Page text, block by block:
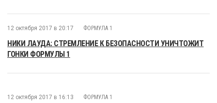
12 октября 2017 в 20:17 ФОРМУЛА 1
НИКИ ЛАУДА: СТРЕМЛЕНИЕ К БЕЗОПАСНОСТИ УНИЧТОЖИТ
ГОНКИ ФОРМУЛЫ 1
12 октября 2017 в 16:13 ФОРМУЛА 1